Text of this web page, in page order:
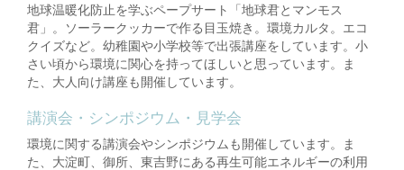
地球温暖化防止を学ぶペープサート「地球君とマンモス
君」。ソーラークッカーで作る目玉焼き。環境カルタ。エコ
クイズなど。幼稚園や小学校等で出張講座をしています。小
さい頃から環境に関心を持ってほしいと思っています。ま
た、大人向け講座も開催しています。
講演会・シンポジウム・見学会
環境に関する講演会やシンポジウムも開催しています。ま
た、大淀町、御所、東吉野にある再生可能エネルギーの利用